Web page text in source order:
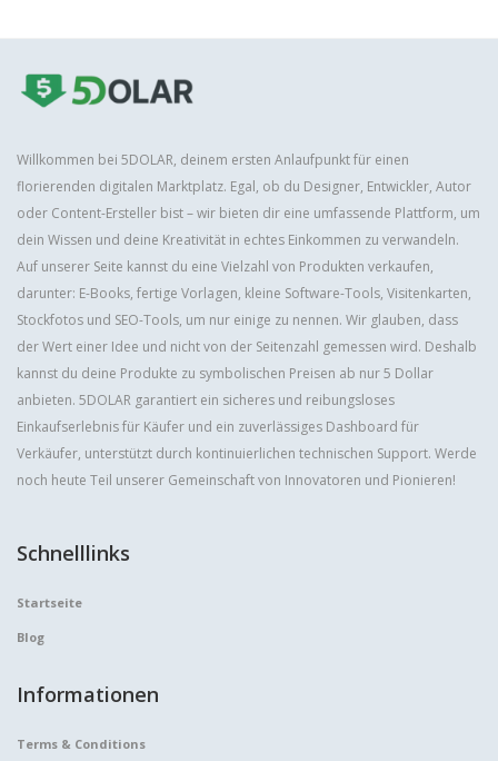
Willkommen bei 5DOLAR, deinem ersten Anlaufpunkt für einen
florierenden digitalen Marktplatz. Egal, ob du Designer, Entwickler, Autor
oder Content-Ersteller bist – wir bieten dir eine umfassende Plattform, um
dein Wissen und deine Kreativität in echtes Einkommen zu verwandeln.
Auf unserer Seite kannst du eine Vielzahl von Produkten verkaufen,
darunter: E-Books, fertige Vorlagen, kleine Software-Tools, Visitenkarten,
Stockfotos und SEO-Tools, um nur einige zu nennen. Wir glauben, dass
der Wert einer Idee und nicht von der Seitenzahl gemessen wird. Deshalb
kannst du deine Produkte zu symbolischen Preisen ab nur 5 Dollar
anbieten. 5DOLAR garantiert ein sicheres und reibungsloses
Einkaufserlebnis für Käufer und ein zuverlässiges Dashboard für
Verkäufer, unterstützt durch kontinuierlichen technischen Support. Werde
noch heute Teil unserer Gemeinschaft von Innovatoren und Pionieren!
Schnelllinks
Startseite
Blog
Informationen
Terms & Conditions